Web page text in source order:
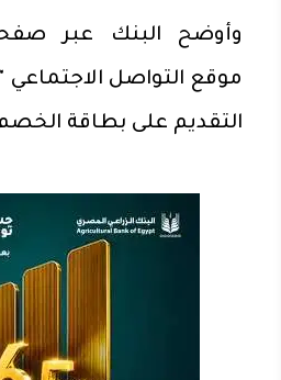
وأوضح البنك عبر
موقع التواصل الاجتماعي
التقديم على بطاقة